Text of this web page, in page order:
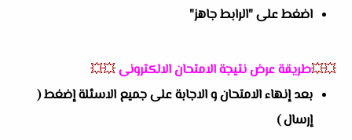
اضغط على "الرابط جاهز"
💥💥طريقة عرض نتيجة الامتحان الالكترونى💥💥
بعد إنهاء الامتحان و الاجابة على جميع الاسئلة إضغط (
إرسال )